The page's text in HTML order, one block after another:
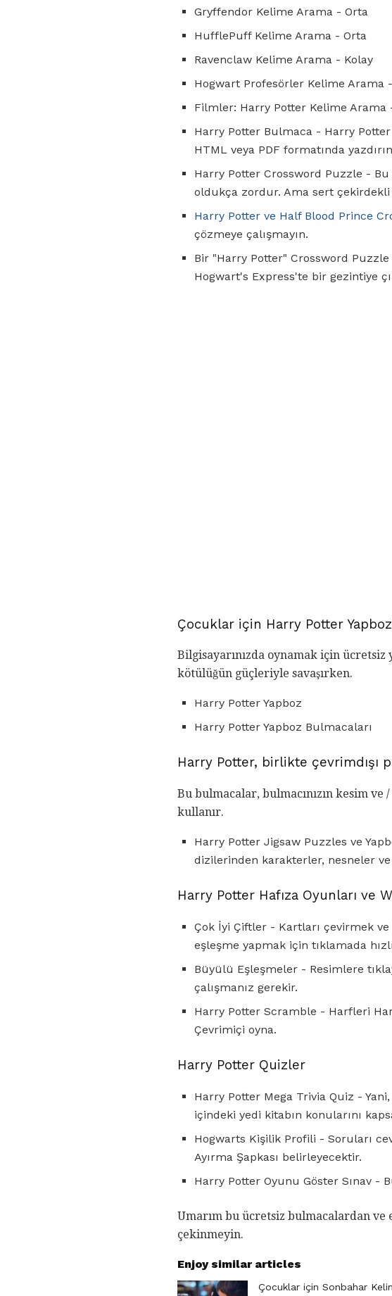
Gryffendor Kelime Arama - Orta
HufflePuff Kelime Arama - Orta
Ravenclaw Kelime Arama - Kolay
Hogwart Profesörler Kelime Arama
Filmler: Harry Potter Kelime Arama
Harry Potter Bulmaca - Harry
HTML veya PDF formatında
Harry Potter Crossword Puzzle -
oldukça zordur. Ama sert
Harry Potter ve Half Blood Prince
çözmeye çalışmayın.
Bir "Harry Potter" Crossword
Hogwart's Express'te bir gezintiye
Çocuklar için Harry Potter
Bilgisayarınızda oynamak için
kötülüğün güçleriyle savaşırken.
Harry Potter Yapboz
Harry Potter Yapboz Bulmacaları
Harry Potter, birlikte çevrimdışı
Bu bulmacalar, bulmacınızın kesim
kullanır.
Harry Potter Jigsaw Puzzles ve
dizilerinden karakterler, nesneler
Harry Potter Hafıza Oyunları ve
Çok İyi Çiftler - Kartları çevirmek
eşleşme yapmak için tıklamada
Büyülü Eşleşmeler - Resimlere
çalışmanız gerekir.
Harry Potter Scramble - Harfleri
Çevrimiçi oyna.
Harry Potter Quizler
Harry Potter Mega Trivia Quiz -
içindeki yedi kitabın konularını
Hogwarts Kişilik Profili - Soruları
Ayırma Şapkası belirleyecektir.
Harry Potter Oyunu Göster Sınav -
Umarım bu ücretsiz bulmacalardan ve
çekinmeyin.
Enjoy similar articles
Çocuklar için Sonbahar